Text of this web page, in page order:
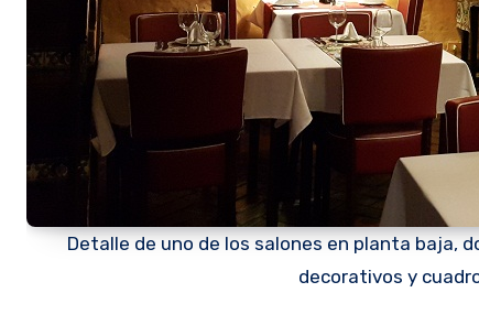
Detalle de uno de los salones en planta baja,
decorativos y